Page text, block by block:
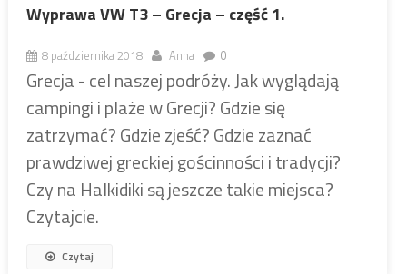
Wyprawa VW T3 – Grecja – część 1.
8 października 2018 Anna 0
Grecja - cel naszej podróży. Jak wyglądają
campingi i plaże w Grecji? Gdzie się
zatrzymać? Gdzie zjeść? Gdzie zaznać
prawdziwej greckiej gościnności i tradycji?
Czy na Halkidiki są jeszcze takie miejsca?
Czytajcie.
Czytaj